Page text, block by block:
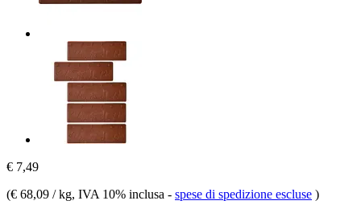
€ 7,49
(€ 68,09 / kg, IVA 10% inclusa - spese di spedizione escluse )